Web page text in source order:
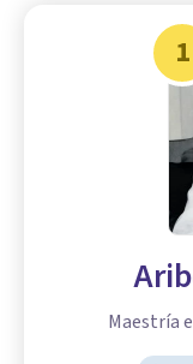
1
Maestría